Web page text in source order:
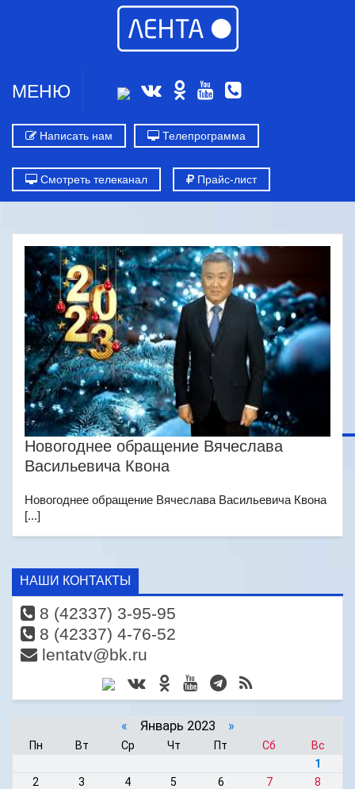
МЕНЮ
Написать нам Телепрограмма
Смотреть телеканал Прайс-лист
Новогоднее обращение Вячеслава
Васильевича Квона
Новогоднее обращение Вячеслава Васильевича Квона
[...]
НАШИ КОНТАКТЫ
8 (42337) 3-95-95
8 (42337) 4-76-52
lentatv@bk.ru
« Январь 2023 »
Пн Вт Ср Чт Пт Сб
Вс
1
2
3 4 5 6 7
8